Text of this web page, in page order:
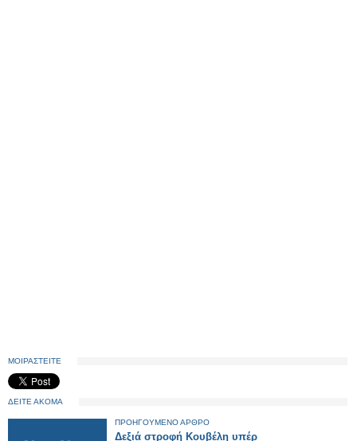
ΜΟΙΡΑΣΤΕΙΤΕ
ΔΕΙΤΕ ΑΚΟΜΑ
ΠΡΟΗΓΟΥΜΕΝΟ ΑΡΘΡΟ
Δεξιά στροφή Κουβέλη υπέρ